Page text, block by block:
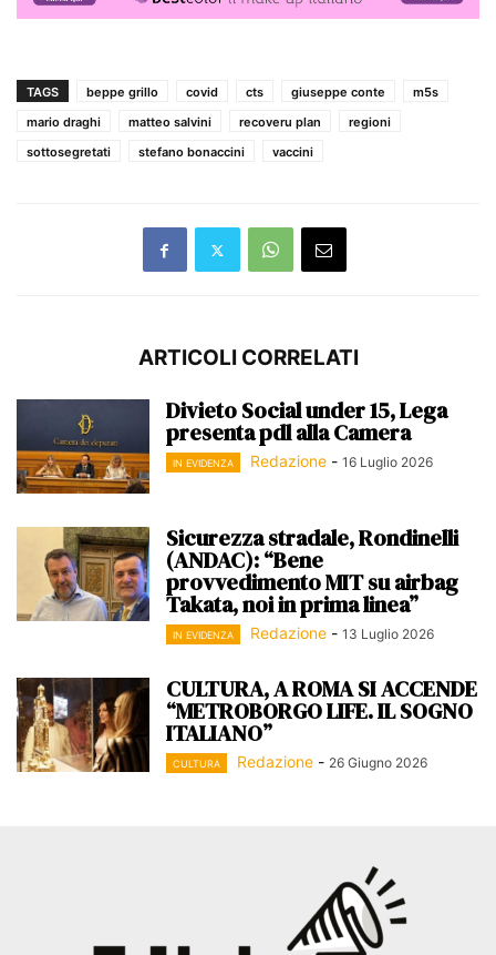
TAGS beppe grillo covid cts giuseppe conte
m5s
mario draghi
matteo salvini recoveru plan
regioni
sottosegretati
stefano bonaccini vaccini
ARTICOLI CORRELATI
Divieto Social under 15, Lega
presenta pdl alla Camera
IN EVIDENZA Redazione - 16 Luglio 2026
Sicurezza stradale, Rondinelli
(ANDAC): “Bene
provvedimento MIT su airbag
Takata, noi in prima linea”
IN EVIDENZA Redazione - 13 Luglio 2026
CULTURA, A ROMA SI ACCENDE
“METROBORGO LIFE. IL SOGNO
ITALIANO”
CULTURA Redazione - 26 Giugno 2026